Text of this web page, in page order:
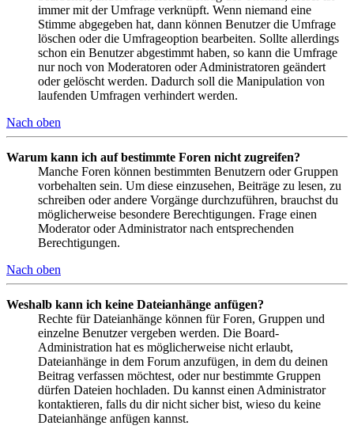
immer mit der Umfrage verknüpft. Wenn niemand eine
Stimme abgegeben hat, dann können Benutzer die Umfrage
löschen oder die Umfrageoption bearbeiten. Sollte allerdings
schon ein Benutzer abgestimmt haben, so kann die Umfrage
nur noch von Moderatoren oder Administratoren geändert
oder gelöscht werden. Dadurch soll die Manipulation von
laufenden Umfragen verhindert werden.
Nach oben
Warum kann ich auf bestimmte Foren nicht zugreifen?
Manche Foren können bestimmten Benutzern oder Gruppen
vorbehalten sein. Um diese einzusehen, Beiträge zu lesen, zu
schreiben oder andere Vorgänge durchzuführen, brauchst du
möglicherweise besondere Berechtigungen. Frage einen
Moderator oder Administrator nach entsprechenden
Berechtigungen.
Nach oben
Weshalb kann ich keine Dateianhänge anfügen?
Rechte für Dateianhänge können für Foren, Gruppen und
einzelne Benutzer vergeben werden. Die Board-
Administration hat es möglicherweise nicht erlaubt,
Dateianhänge in dem Forum anzufügen, in dem du deinen
Beitrag verfassen möchtest, oder nur bestimmte Gruppen
dürfen Dateien hochladen. Du kannst einen Administrator
kontaktieren, falls du dir nicht sicher bist, wieso du keine
Dateianhänge anfügen kannst.